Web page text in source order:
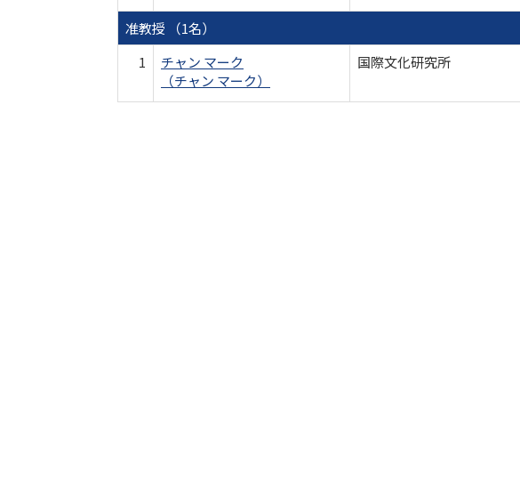
准教授 （1名）
1
チャン マーク
（チャン マーク）
国際文化研究所